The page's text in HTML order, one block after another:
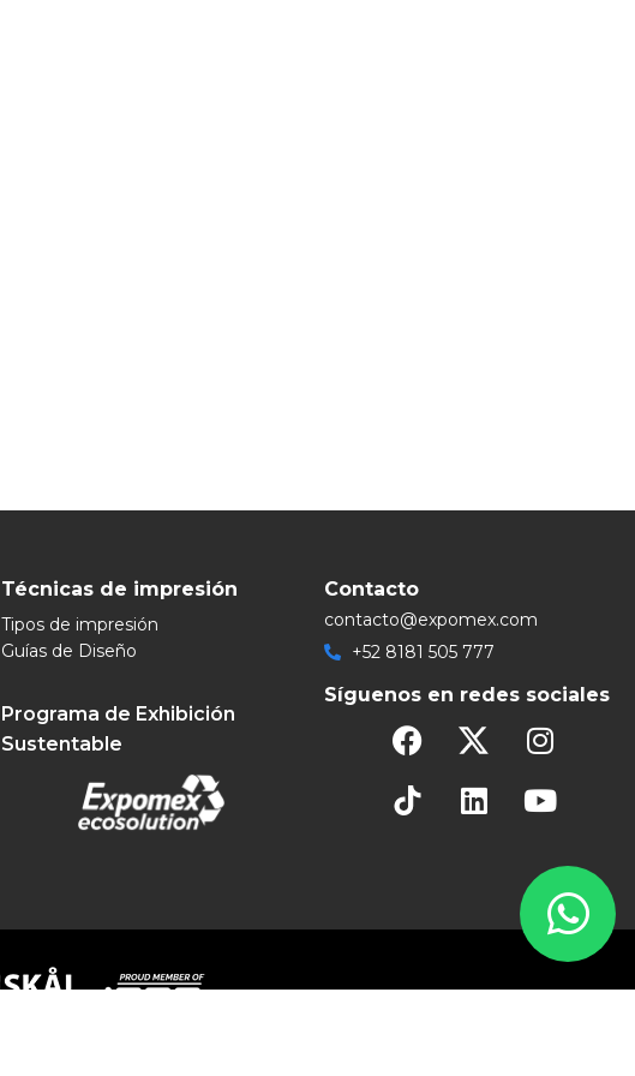
Técnicas de impresión
Tipos de impresión
Guías de Diseño
Programa de Exhibición
Sustentable
Contacto
contacto@expomex.com
+52 8181 505 777
Síguenos en redes sociales